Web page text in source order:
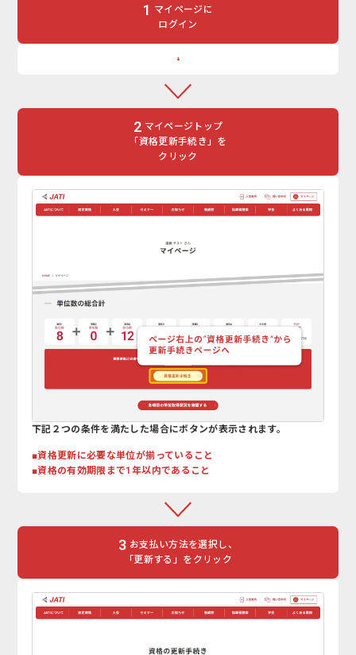
1 マイページに
ログイン
2 マイページトップ
「資格更新手続き」を
クリック
下記２つの条件を満たした場合にボタンが表示されます。
■資格更新に必要な単位が揃っていること
■資格の有効期限まで1年以内であること
3 お支払い方法を選択し、
「更新する」をクリック